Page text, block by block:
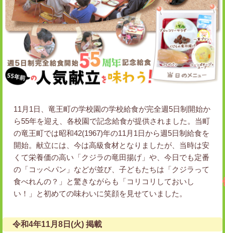
11月1日、竜王町の学校園の学校給食が完全週5日制開始か
ら55年を迎え、各校園で記念給食が提供されました。当町
の竜王町では昭和42(1967)年の11月1日から週5日制給食を
開始。献立には、今は高級食材となりましたが、当時は安
くて栄養価の高い「クジラの竜田揚げ」や、今日でも定番
の「コッペパン」などが並び、子どもたちは「クジラって
食べれんの？」と驚きながらも「コリコリしておいし
い！」と初めての味わいに笑顔を見せていました。
令和4年11月8日(火) 掲載